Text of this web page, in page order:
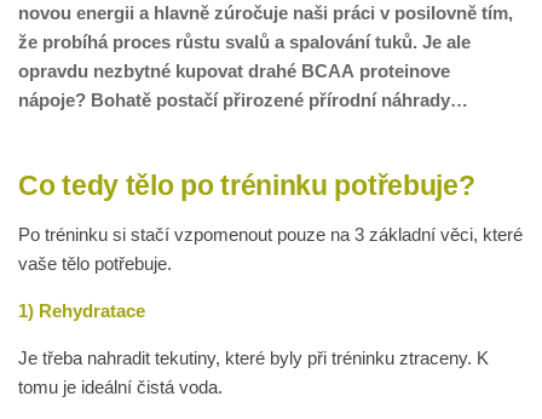
novou energii a hlavně zúročuje naši práci v posilovně tím,
že probíhá proces růstu svalů a spalování tuků. Je ale
opravdu nezbytné kupovat drahé BCAA proteinove
nápoje? Bohatě postačí přirozené přírodní náhrady…
Co tedy tělo po tréninku potřebuje?
Po tréninku si stačí vzpomenout pouze na 3 základní věci, které
vaše tělo potřebuje.
1) Rehydratace
Je třeba nahradit tekutiny, které byly při tréninku ztraceny. K
tomu je ideální čistá voda.